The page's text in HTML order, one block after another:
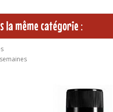
la même catégorie :